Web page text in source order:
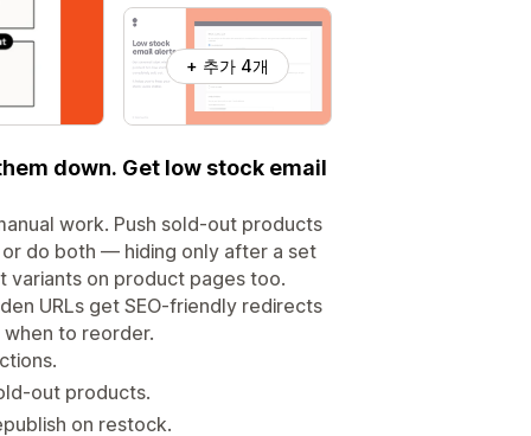
+ 추가 4개
down. Get low stock email
work. Push sold-out products
do both — hiding only after a set
variants on product pages too.
URLs get SEO-friendly redirects
to reorder.
out products.
on restock.